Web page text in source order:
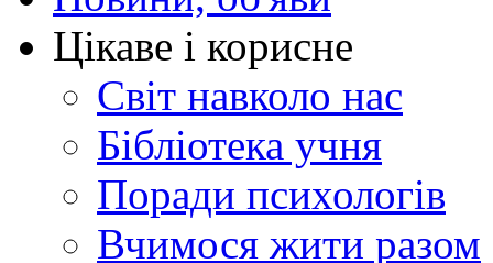
Цікаве і корисне
Світ навколо нас
Бібліотека учня
Поради психологів
Вчимося жити разом